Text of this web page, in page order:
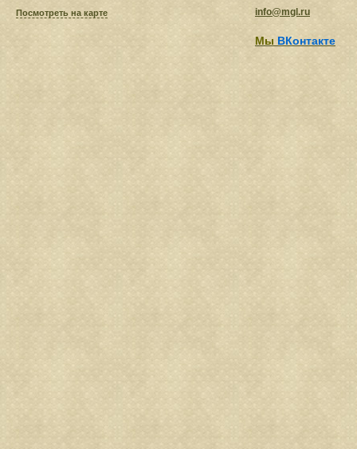
Посмотреть на карте info@mgl.ru
Мы ВКонтакте